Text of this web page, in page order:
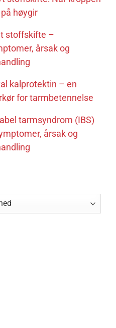
høygir
stoffskifte –
årsak og
kalprotektin – en
for tarmbetennelse
tarmsyndrom (IBS)
årsak og